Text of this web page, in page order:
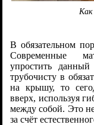
В обязательном
Современные
упростить
трубочисту в
на крышу, то
вверх, используя
между собой. Это
за счёт